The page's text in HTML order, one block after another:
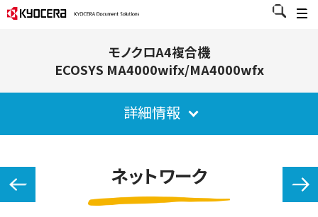
モノクロA4複合機
ECOSYS MA4000wifx/MA4000wfx
詳細情報
ネットワーク